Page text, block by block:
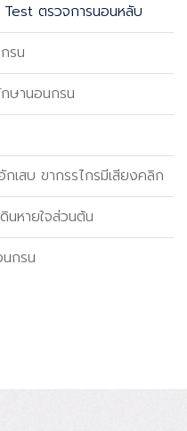
ตรวจการนอนหลับ
รน
ษานอนกรน
เสบ ขากรรไกรมีเสียงคลิก
นหายใจส่วนต้น
กรน